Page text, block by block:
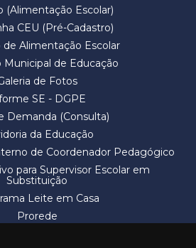
(Alimentação Escolar)
CEU (Pré-Cadastro)
de Alimentação Escolar
Municipal de Educação
de Fotos
SE - DGPE
Demanda (Consulta)
da Educação
de Coordenador Pedagógico
para Supervisor Escolar em
Substituição
Leite em Casa
Prorede